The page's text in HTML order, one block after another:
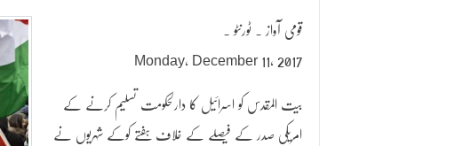
قومی آواز ۔ ٹورنٹو ۔
Monday, December 11, 2017
بیت المقدس کو اسرائیل کا دارلحکومت تسلیم کرنے کے
امریکی صدر کے فیصلے کے خلاف ہفتے کوکے شہریوں نے